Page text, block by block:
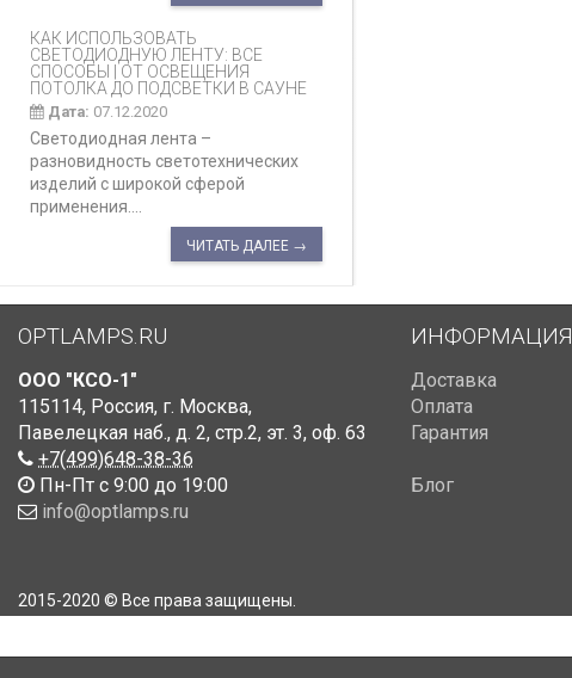
КАК ИСПОЛЬЗОВАТЬ
СВЕТОДИОДНУЮ ЛЕНТУ: ВСЕ
СПОСОБЫ | ОТ ОСВЕЩЕНИЯ
ПОТОЛКА ДО ПОДСВЕТКИ В САУНЕ
Дата: 07.12.2020
Светодиодная лента –
разновидность светотехнических
изделий с широкой сферой
применения....
ЧИТАТЬ ДАЛЕЕ →
OPTLAMPS.RU
ООО "КСО-1"
115114, Россия, г. Москва,
Павелецкая наб., д. 2, стр.2, эт. 3, оф. 63
+7(499)648-38-36
Пн-Пт с 9:00 до 19:00
info@optlamps.ru
ИНФОРМАЦИЯ
Доставка
Оплата
Гарантия
Блог
2015-2020 © Все права защищены.